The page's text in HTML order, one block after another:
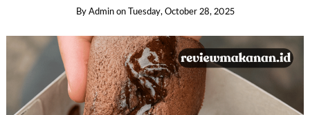
By Admin on Tuesday, October 28, 2025